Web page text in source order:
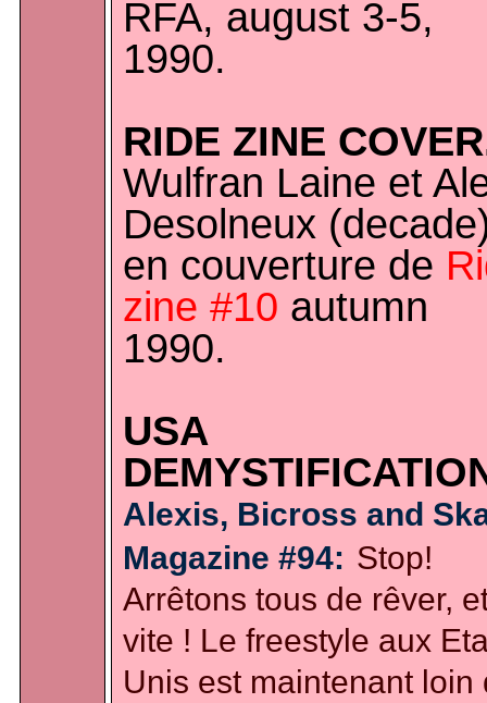
RFA, august 3-5,
1990.
RIDE ZINE
Wulfran Laine et
Desolneux
en couverture de
zine #10 autumn
1990.
USA
Alexis, Bicross and
Magazine #94: Stop!
Arrêtons tous de rêver,
vite ! Le freestyle aux
Unis est maintenant loin